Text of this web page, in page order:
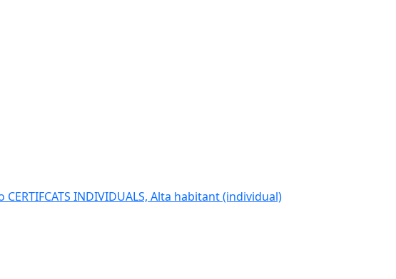
INDIVIDUALS, Alta habitant (individual)